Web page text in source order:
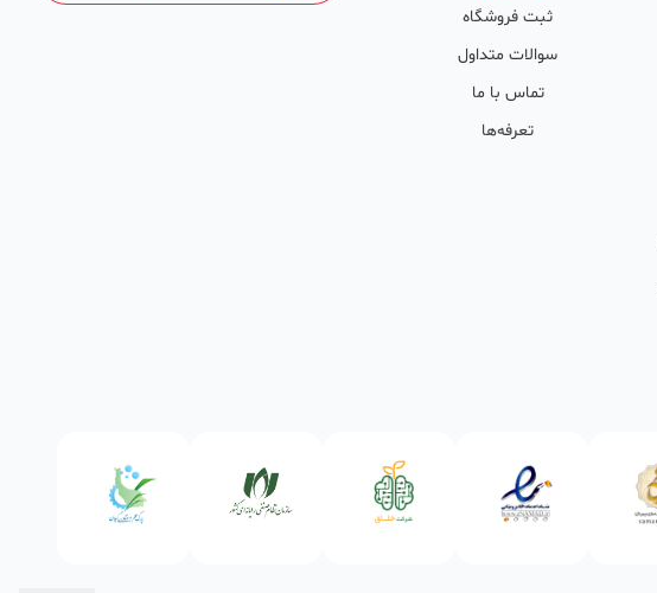
ثبت فروشگاه
سوالات متداول
تماس با ما
تعرفه‌ها